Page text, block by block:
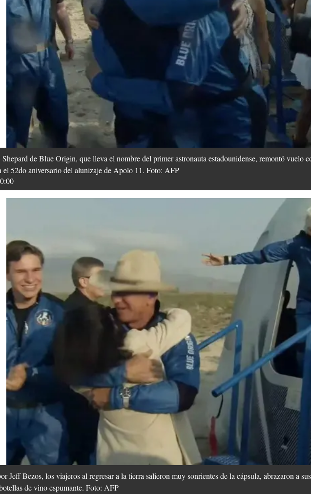
de Blue Origin, que lleva el nombre del primer astronauta estadounidense, remontó vuelo
el 52do aniversario del alunizaje de Apolo 11. Foto: AFP
Jeff Bezos, los viajeros al regresar a la tierra salieron muy sonrientes de la cápsula, abrazaron a
de vino espumante. Foto: AFP